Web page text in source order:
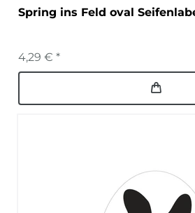
Spring ins Feld oval
4,29 € *